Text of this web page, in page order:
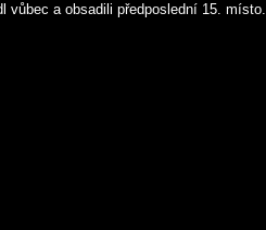
a obsadili předposlední 15. místo.